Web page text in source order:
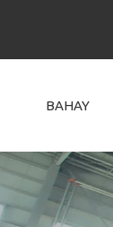
BAHAY